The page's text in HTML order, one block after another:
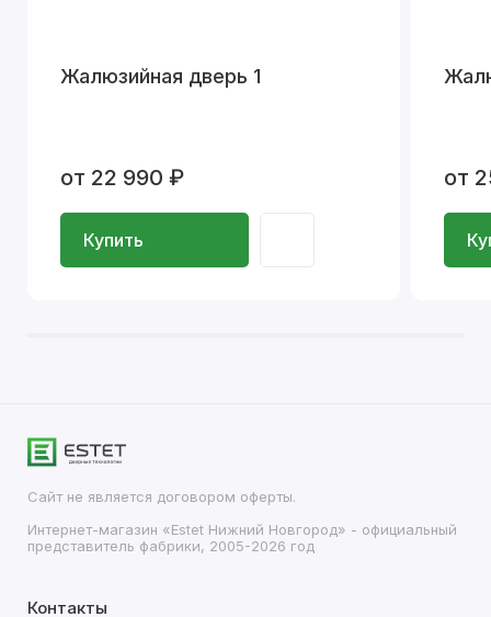
Жалюзийная дверь 1
от 22 990 ₽
Купить
от
Сайт не является договором оферты.
Интернет-магазин «Estet Нижний Новгород» - официальный
представитель фабрики, 2005-2026 год
Контакты